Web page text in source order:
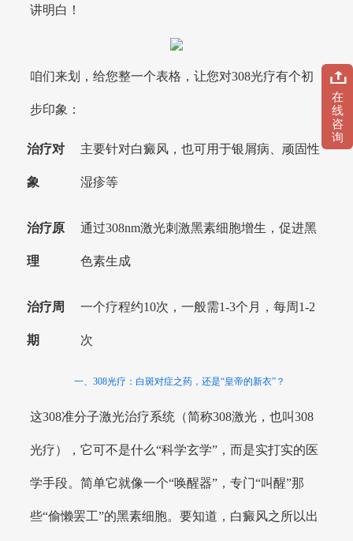
讲明白！
咱们来划，给您整一个表格，让您对308光疗有个初
步印象：
治疗对
象
主要针对白癜风，也可用于银屑病、顽固性
湿疹等
治疗原
理
通过308nm激光刺激黑素细胞增生，促进黑
色素生成
治疗周
期
一个疗程约10次，一般需1-3个月，每周1-2
次
一、308光疗：白斑对症之药，还是“皇帝的新衣”？
这308准分子激光治疗系统（简称308激光，也叫308
光疗），它可不是什么“科学玄学”，而是实打实的医
学手段。简单它就像一个“唤醒器”，专门“叫醒”那
些“偷懒罢工”的黑素细胞。要知道，白癜风之所以出
在
线
咨
询